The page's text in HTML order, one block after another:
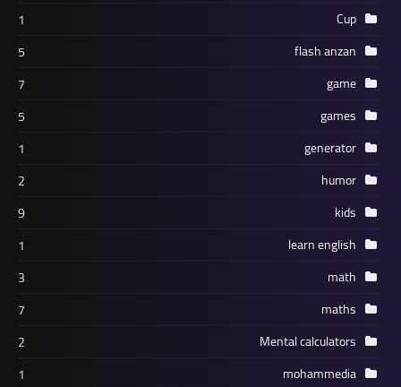
Cup
1
flash anzan
5
game
7
games
5
generator
1
humor
2
kids
9
learn english
1
math
3
maths
7
Mental calculators
2
mohammedia
1